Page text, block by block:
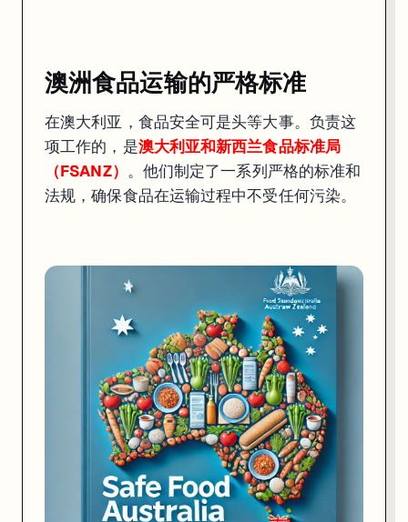
食品级油罐车的“高标准”有着以下几点要求：
澳洲食品运输的严格标准
在澳大利亚，食品安全可是头等大事。负责这
项工作的，是澳大利亚和新西兰食品标准局
（FSANZ） 。他们制定了一系列严格的标准和
法规，确保食品在运输过程中不受任何污染。